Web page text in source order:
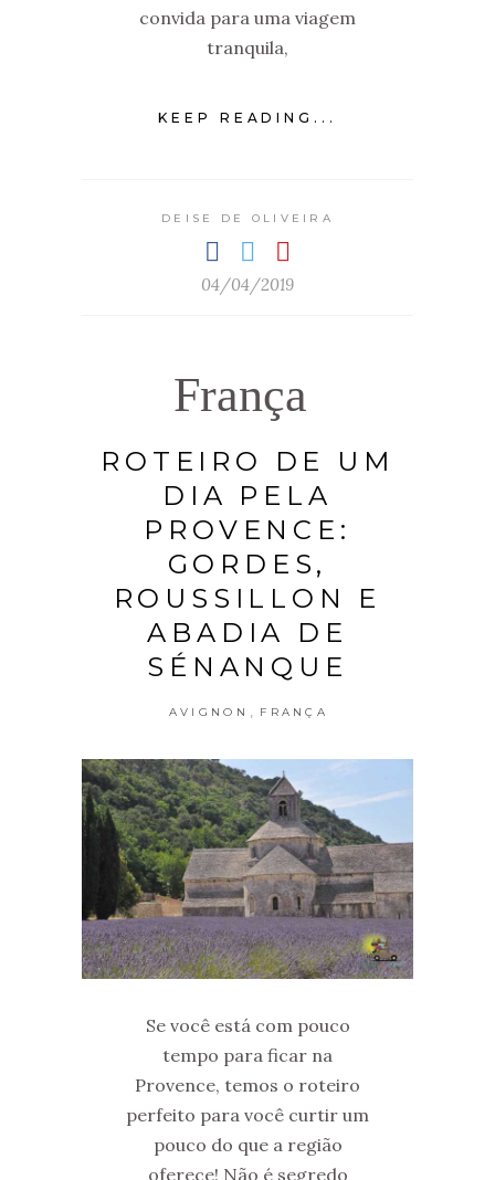
convida para uma viagem
tranquila,
KEEP READING...
DEISE DE OLIVEIRA
04/04/2019
França
ROTEIRO DE UM
DIA PELA
PROVENCE:
GORDES,
ROUSSILLON E
ABADIA DE
SÉNANQUE
AVIGNON FRANÇA
Se você está com pouco
tempo para ficar na
Provence, temos o roteiro
perfeito para você curtir um
pouco do que a região
oferece! Não é segredo